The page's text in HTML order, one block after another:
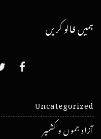
ہمیں فالو کریں
Uncategorized
آزاد جموں و کشمیر